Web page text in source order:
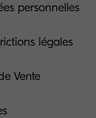
personnelles
légales
Vente